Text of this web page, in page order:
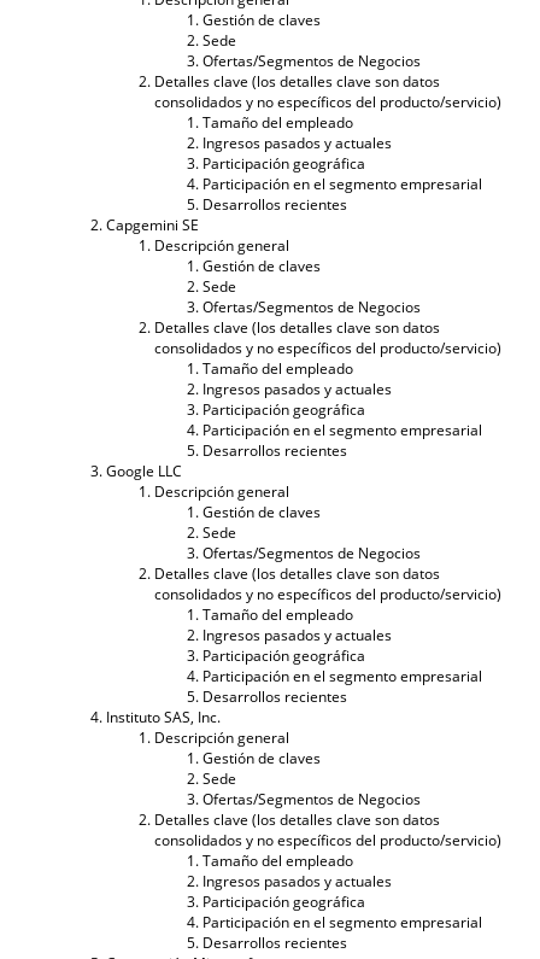
Gestión de claves
Sede
Ofertas/Segmentos de Negocios
Detalles clave (los detalles clave son datos
consolidados y no específicos del producto/servicio)
Tamaño del empleado
Ingresos pasados ​​y actuales
Participación geográfica
Participación en el segmento empresarial
Desarrollos recientes
Capgemini SE
Descripción general
Gestión de claves
Sede
Ofertas/Segmentos de Negocios
Detalles clave (los detalles clave son datos
consolidados y no específicos del producto/servicio)
Tamaño del empleado
Ingresos pasados ​​y actuales
Participación geográfica
Participación en el segmento empresarial
Desarrollos recientes
Google LLC
Descripción general
Gestión de claves
Sede
Ofertas/Segmentos de Negocios
Detalles clave (los detalles clave son datos
consolidados y no específicos del producto/servicio)
Tamaño del empleado
Ingresos pasados ​​y actuales
Participación geográfica
Participación en el segmento empresarial
Desarrollos recientes
Instituto SAS, Inc.
Descripción general
Gestión de claves
Sede
Ofertas/Segmentos de Negocios
Detalles clave (los detalles clave son datos
consolidados y no específicos del producto/servicio)
Tamaño del empleado
Ingresos pasados ​​y actuales
Participación geográfica
Participación en el segmento empresarial
Desarrollos recientes